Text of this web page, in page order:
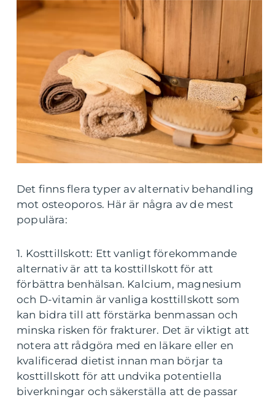
Det finns flera typer av alternativ behandling
mot osteoporos. Här är några av de mest
populära:
1. Kosttillskott: Ett vanligt förekommande
alternativ är att ta kosttillskott för att
förbättra benhälsan. Kalcium, magnesium
och D-vitamin är vanliga kosttillskott som
kan bidra till att förstärka benmassan och
minska risken för frakturer. Det är viktigt att
notera att rådgöra med en läkare eller en
kvalificerad dietist innan man börjar ta
kosttillskott för att undvika potentiella
biverkningar och säkerställa att de passar